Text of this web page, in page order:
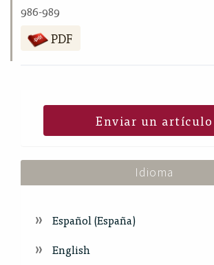
986-989
PDF
Enviar un artículo
Idioma
Español (España)
English